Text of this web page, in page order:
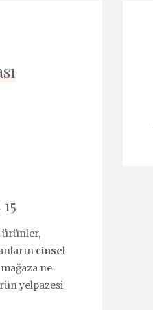
ürünler,
cinsel
ne
yelpazesi